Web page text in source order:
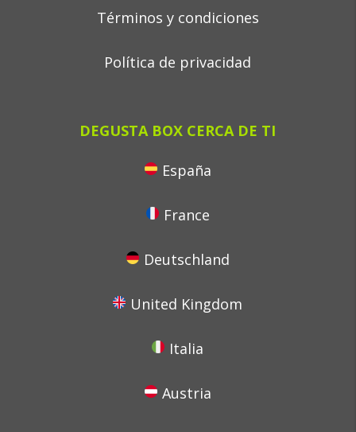
Términos y condiciones
Política de privacidad
DEGUSTA BOX CERCA DE TI
España
France
Deutschland
United Kingdom
Italia
Austria